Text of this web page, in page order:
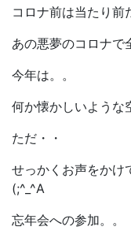
コロナ前は当たり前
あの悪夢のコロナで
今年は。。
何か懐かしいよう
ただ・・
せっかくお声をかけ
(;^_^A
忘年会への参加。。